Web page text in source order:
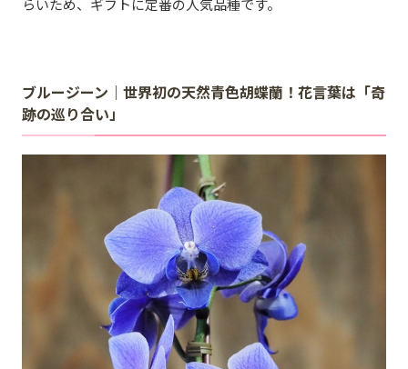
らいため、ギフトに定番の人気品種です。
ブルージーン｜世界初の天然青色胡蝶蘭！花言葉は「奇
跡の巡り合い」